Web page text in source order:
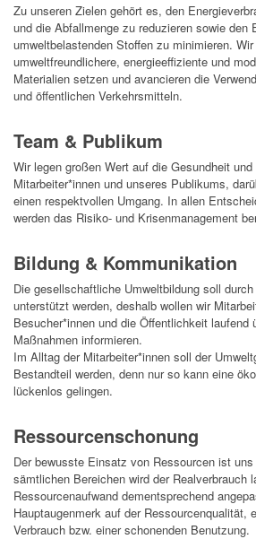
Zu unseren Zielen gehört es, den
und die Abfallmenge zu reduzieren sowie den
umweltbelastenden Stoffen zu minimieren.
umweltfreundlichere, energieeffiziente und
Materialien setzen und avancieren die
und öffentlichen Verkehrsmitteln.
Team & Publikum
Wir legen großen Wert auf die Gesundheit
Mitarbeiter*innen und unseres Publikums,
einen respektvollen Umgang. In allen
werden das Risiko- und Krisenmanagement
Bildung & Kommunikation
Die gesellschaftliche Umweltbildung soll
unterstützt werden, deshalb wollen wir
Besucher*innen und die Öffentlichkeit laufend
Maßnahmen informieren.
Im Alltag der Mitarbeiter*innen soll der
Bestandteil werden, denn nur so kann eine
lückenlos gelingen.
Ressourcenschonung
Der bewusste Einsatz von Ressourcen ist
sämtlichen Bereichen wird der Realverbrauch
Ressourcenaufwand dementsprechend
Hauptaugenmerk auf der Ressourcenqualität,
Verbrauch bzw. einer schonenden Benutzung.